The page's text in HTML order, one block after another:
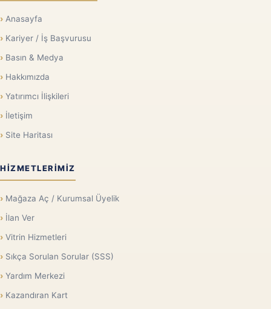
Anasayfa
Kariyer / İş Başvurusu
Basın & Medya
Hakkımızda
Yatırımcı İlişkileri
İletişim
Site Haritası
HIZMETLERIMIZ
Mağaza Aç / Kurumsal Üyelik
İlan Ver
Vitrin Hizmetleri
Sıkça Sorulan Sorular (SSS)
Yardım Merkezi
Kazandıran Kart